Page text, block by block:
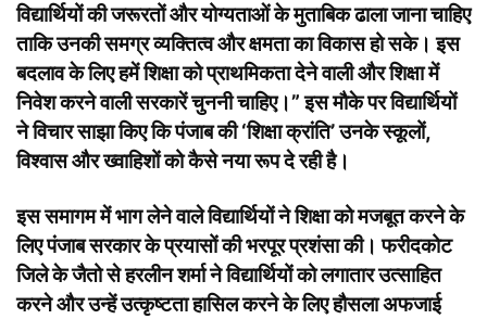
विद्यार्थियों की जरूरतों और योग्यताओं के मुताबिक ढाला जाना चाहिए
ताकि उनकी समग्र व्यक्तित्व और क्षमता का विकास हो सके। इस
बदलाव के लिए हमें शिक्षा को प्राथमिकता देने वाली और शिक्षा में
निवेश करने वाली सरकारें चुननी चाहिए।” इस मौके पर विद्यार्थियों
ने विचार साझा किए कि पंजाब की ‘शिक्षा क्रांति’ उनके स्कूलों,
विश्वास और ख्वाहिशों को कैसे नया रूप दे रही है।
इस समागम में भाग लेने वाले विद्यार्थियों ने शिक्षा को मजबूत करने के
लिए पंजाब सरकार के प्रयासों की भरपूर प्रशंसा की। फरीदकोट
जिले के जैतो से हरलीन शर्मा ने विद्यार्थियों को लगातार उत्साहित
करने और उन्हें उत्कृष्टता हासिल करने के लिए हौसला अफजाई